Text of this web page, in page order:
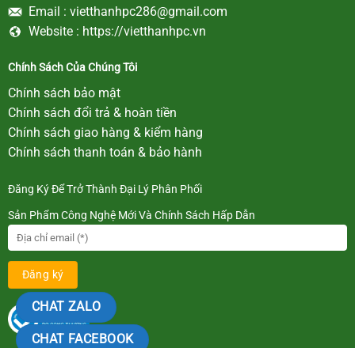
Email : vietthanhpc286@gmail.com
Website : https://vietthanhpc.vn
Chính Sách Của Chúng Tôi
Chính sách bảo mật
Chính sách đổi trả & hoàn tiền
Chính sách giao hàng & kiểm hàng
Chính sách thanh toán & bảo hành
Đăng Ký Để Trở Thành Đại Lý Phân Phối
Sản Phẩm Công Nghệ Mới Và Chính Sách Hấp Dẫn
CHAT ZALO
CHAT FACEBOOK